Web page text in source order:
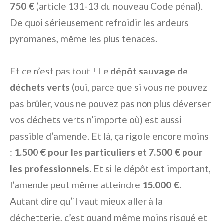
750 € (article 131-13 du nouveau Code pénal).
De quoi sérieusement refroidir les ardeurs
pyromanes, même les plus tenaces.
Et ce n’est pas tout ! Le dépôt sauvage de
déchets verts (oui, parce que si vous ne pouvez
pas brûler, vous ne pouvez pas non plus déverser
vos déchets verts n’importe où) est aussi
passible d’amende. Et là, ça rigole encore moins
: 1.500 € pour les particuliers et 7.500 € pour
les professionnels. Et si le dépôt est important,
l’amende peut même atteindre 15.000 €.
Autant dire qu’il vaut mieux aller à la
déchetterie, c’est quand même moins risqué et